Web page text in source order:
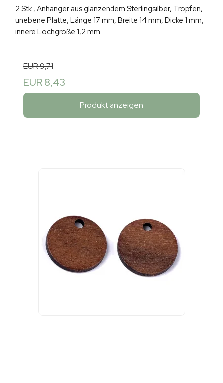
2 Stk., Anhänger aus glänzendem Sterlingsilber, Tropfen,
unebene Platte, Länge 17 mm, Breite 14 mm, Dicke 1 mm,
innere Lochgröße 1,2 mm
EUR 9,71
EUR 8,43
Produkt anzeigen